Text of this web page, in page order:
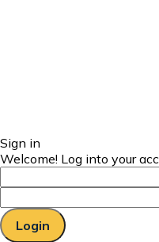
Sign in
Welcome! Log into your